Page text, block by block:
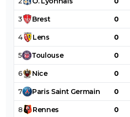
3 Brest 0
4 Lens 0
5 Toulouse 0
6 Nice 0
7 Paris Saint Germain 0
8 Rennes 0